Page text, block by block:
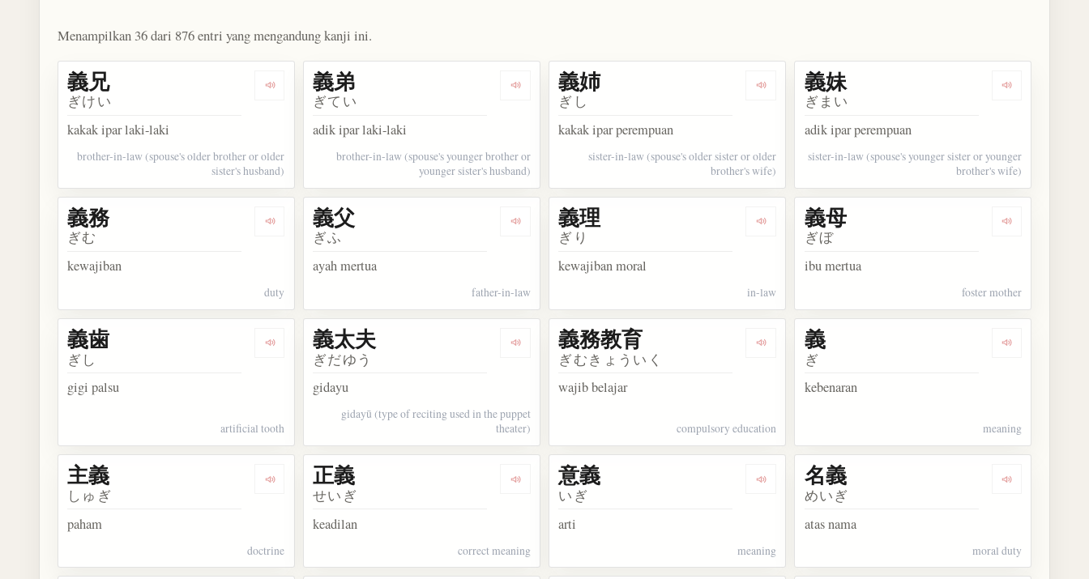
Menampilkan 36 dari 876 entri yang mengandung kanji ini.
Dengarkan kosakata 義兄
義兄
ぎけい
kakak ipar laki-laki
brother-in-law (spouse's older brother or older
sister's husband)
Dengarkan kosakata 義弟
義弟
ぎてい
adik ipar laki-laki
brother-in-law (spouse's younger brother or
younger sister's husband)
Dengarkan kosakata 義姉
義姉
ぎし
kakak ipar perempuan
sister-in-law (spouse's older sister or older
brother's wife)
Dengarkan
義妹
ぎまい
adik ipar perempuan
sister-in-law (spouse's younger sister or younger
brother's wife)
Dengarkan kosakata 義務
義務
ぎむ
kewajiban
duty
Dengarkan kosakata 義父
義父
ぎふ
ayah mertua
father-in-law
Dengarkan kosakata 義理
義理
ぎり
kewajiban moral
in-law
Dengarkan
義母
ぎぼ
ibu mertua
foster mother
Dengarkan kosakata 義歯
義歯
ぎし
gigi palsu
artificial tooth
Dengarkan kosakata 義太夫
義太夫
ぎだゆう
gidayu
gidayū (type of reciting used in the puppet
theater)
Dengarkan kosakata 義務教育
義務教育
ぎむきょういく
wajib belajar
compulsory education
Dengarkan
義
ぎ
kebenaran
meaning
Dengarkan kosakata 主義
主義
しゅぎ
paham
doctrine
Dengarkan kosakata 正義
正義
せいぎ
keadilan
correct meaning
Dengarkan kosakata 意義
意義
いぎ
arti
meaning
Dengarkan
名義
めいぎ
atas nama
moral duty